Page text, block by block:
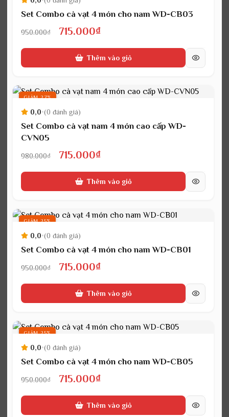
Set Combo cà vạt 4 món cho nam WD-CB03
950.000₫
Giá
gốc
715.000₫Giá
hiện
tại
715.000₫.
Thêm vào giỏ
GIẢM 27%
0,0•(0 đánh giá)
Set Combo cà vạt nam 4 món cao cấp WD-
CVN05
980.000₫
Giá
gốc
715.000₫Giá
hiện
tại
715.000₫.
Thêm vào giỏ
GIẢM 25%
0,0•(0 đánh giá)
Set Combo cà vạt 4 món cho nam WD-CB01
950.000₫
Giá
gốc
715.000₫Giá
hiện
tại
715.000₫.
Thêm vào giỏ
GIẢM 25%
0,0•(0 đánh giá)
Set Combo cà vạt 4 món cho nam WD-CB05
950.000₫
Giá
gốc
715.000₫Giá
hiện
tại
Thêm vào giỏ